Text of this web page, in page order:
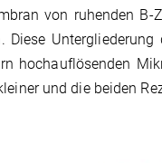
von ruhenden
hochauflösenden
und die beiden